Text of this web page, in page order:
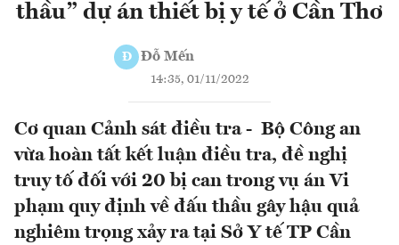
thầu” dự án thiết bị y tế ở Cần Thơ
Đ Đỗ Mến
14:35, 01/11/2022
Cơ quan Cảnh sát điều tra - Bộ Công an
vừa hoàn tất kết luận điều tra, đề nghị
truy tố đối với 20 bị can trong vụ án Vi
phạm quy định về đấu thầu gây hậu quả
nghiêm trọng xảy ra tại Sở Y tế TP Cần